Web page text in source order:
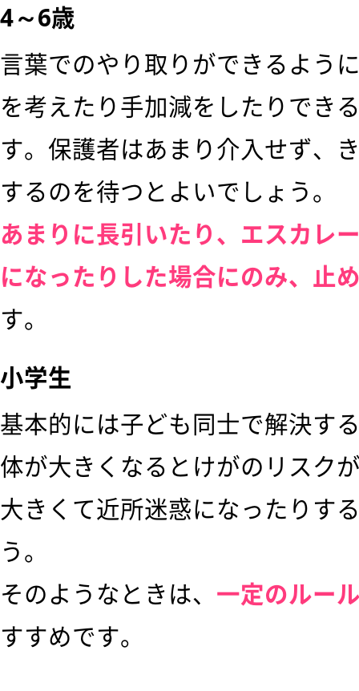
4～6歳
言葉でのやり取りができるよう
を考えたり手加減をしたりでき
す。保護者はあまり介入せず、
するのを待つとよいでしょう。
あまりに長引いたり、エスカレ
になったりした場合にのみ、止
す。
小学生
基本的には子ども同士で解決す
体が大きくなるとけがのリスク
大きくて近所迷惑になったりす
う。
そのようなときは、 一定のルー
すすめです。